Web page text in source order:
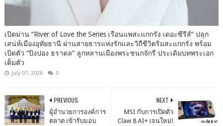
เปิดม่าน “River of Love the Series เรือนแพสะแกกรัง เดอะซีรีส์” ปลุก
เสน่ห์เมืองอุทัยธานี ผ่านสายธารแห่งรักและวิถีชีวิตริมสะแกกรัง พร้อม
เปิดตัว “ปิงปอง ธราดล” ลูกหลานเมืองพระชนกจักรี ประเดิมบทพระเอก
เต็มตัว
July 07, 2026 0
NEXT
MSI กับการเปิดตัว
Claw 8 AI+ เจนใหม่!
PREVIOUS
ผู้อำนวยการองค์การ
ตลาด เข้ารับมอบ